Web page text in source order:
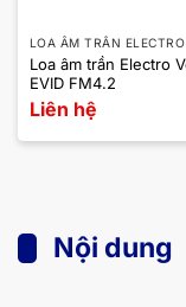
LOA ÂM TRẦN
Loa âm trần Electro
EVID FM4.2
Liên hệ
Nội dung